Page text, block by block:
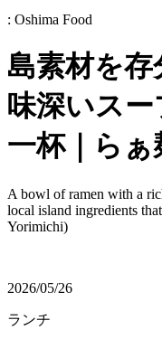
: Oshima Food
島素材を
味深いス
一杯｜ら
A bowl of ramen with a
local island ingredients
Yorimichi)
2026/05/26
ランチ